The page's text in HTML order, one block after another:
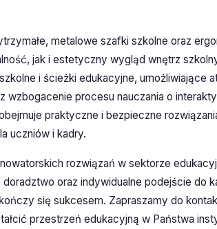
metalowe szafki szkolne oraz
jak i estetyczny wygląd wnętrz
i ścieżki edukacyjne, umożliwiające
wzbogacenie procesu nauczania o
praktyczne i bezpieczne
uczniów i kadry.
rozwiązań w sektorze
oraz indywidualne podejście do
się sukcesem. Zapraszamy do
przestrzeń edukacyjną w Państwa